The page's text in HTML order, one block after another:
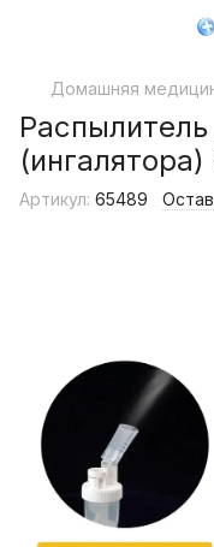
Домашняя
Артикул: 65489